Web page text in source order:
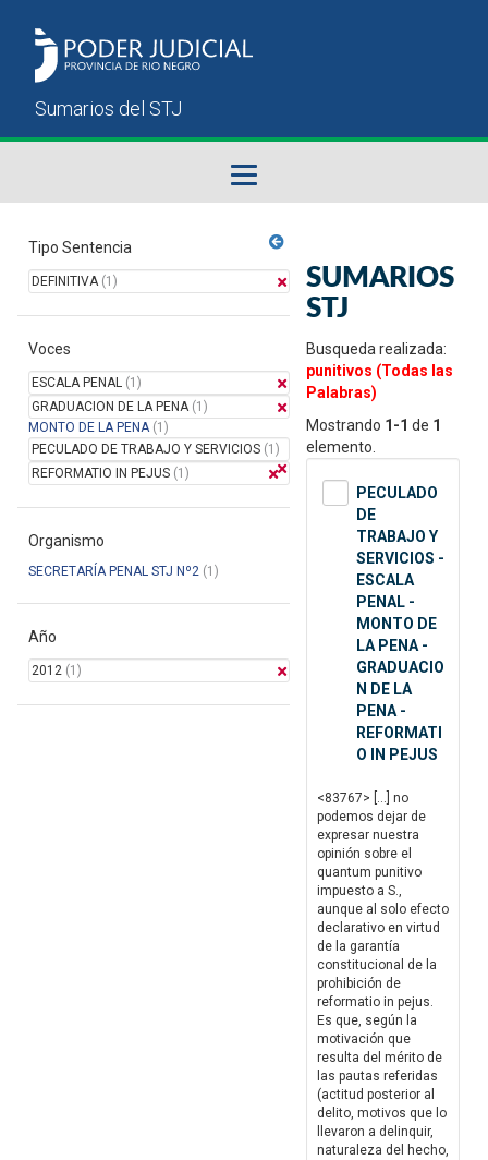
Sumarios del STJ
Manual del Usuario
Tipo Sentencia
DEFINITIVA(1)
Voces
ESCALA PENAL (1)
GRADUACION DE LA PENA(1)
MONTO DE LA PENA(1)
PECULADO DE TRABAJO Y SERVICIOS (1)
REFORMATIO IN PEJUS (1)
Organismo
SECRETARÍA PENAL STJ Nº2 (1)
Año
2012 (1)
SUMARIOS
STJ
Busqueda realizada:
punitivos (Todas las
Palabras)
Mostrando 1-1 de 1
elemento.
PECULADO
DE
TRABAJO Y
SERVICIOS -
ESCALA
PENAL -
MONTO DE
LA PENA -
GRADUACIO
N DE LA
PENA -
REFORMATI
O IN PEJUS
<83767> […] no
podemos dejar de
expresar nuestra
opinión sobre el
quantum punitivo
impuesto a S.,
aunque al solo efecto
declarativo en virtud
de la garantía
constitucional de la
prohibición de
reformatio in pejus.
Es que, según la
motivación que
resulta del mérito de
las pautas referidas
(actitud posterior al
delito, motivos que lo
llevaron a delinquir,
naturaleza del hecho,